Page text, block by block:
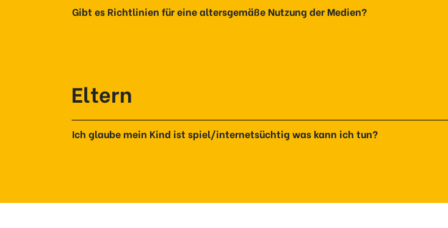
Gibt es Richtlinien für eine altersgemäße Nutzung der Medien?
Eltern
Ich glaube mein Kind ist spiel/internetsüchtig was kann ich tun?